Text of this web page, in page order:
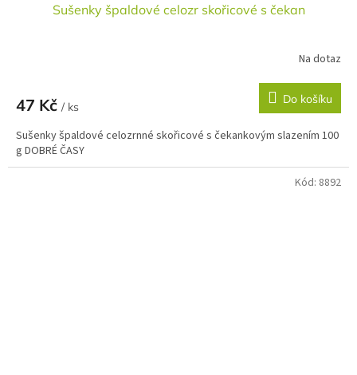
Sušenky špaldové celozr skořicové s čekan
Na dotaz
47 Kč / ks
Do košíku
Sušenky špaldové celozrnné skořicové s čekankovým slazením 100
g DOBRÉ ČASY
Kód: 8892